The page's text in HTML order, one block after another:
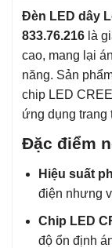
Đèn LED dây
833.76.216 là
cao, mang lại
năng. Sản
chip LED
ứng dụng trang
Đặc điểm
Hiệu suất
điện nhưng
Chip LED
độ ổn định